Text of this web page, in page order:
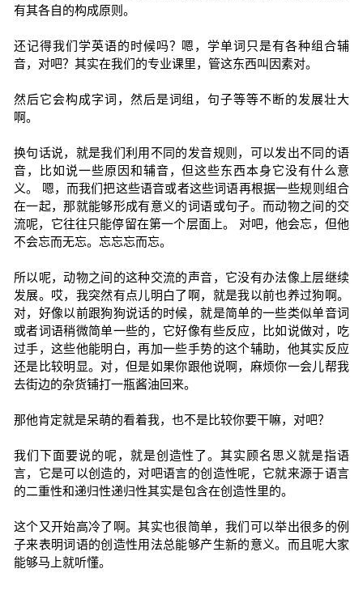
有其各自的构成原则。
还记得我们学英语的时候吗？嗯，学单词只是有各种组合辅
音，对吧？其实在我们的专业课里，管这东西叫因素对。
然后它会构成字词，然后是词组，句子等等不断的发展壮大
啊。
换句话说，就是我们利用不同的发音规则，可以发出不同的语
音，比如说一些原因和辅音，但这些东西本身它没有什么意
义。 嗯，而我们把这些语音或者这些词语再根据一些规则组合
在一起，那就能够形成有意义的词语或句子。而动物之间的交
流呢，它往往只能停留在第一个层面上。 对吧，他会忘，但他
不会忘而无忘。忘忘忘而忘。
所以呢，动物之间的这种交流的声音，它没有办法像上层继续
发展。哎，我突然有点儿明白了啊，就是我以前也养过狗啊。
对，好像以前跟狗狗说话的时候，就是简单的一些类似单音词
或者词语稍微简单一些的，它好像有些反应，比如说做对，吃
过手，这些他能明白，再加一些手势的这个辅助，他其实反应
还是比较明显。对，但是如果你跟他说啊，麻烦你一会儿帮我
去街边的杂货铺打一瓶酱油回来。
那他肯定就是呆萌的看着我，也不是比较你要干嘛，对吧？
我们下面要说的呢，就是创造性了。其实顾名思义就是指语
言，它是可以创造的，对吧语言的创造性呢，它就来源于语言
的二重性和递归性递归性其实是包含在创造性里的。
这个又开始高冷了啊。其实也很简单，我们可以举出很多的例
子来表明词语的创造性用法总能够产生新的意义。而且呢大家
能够马上就听懂。